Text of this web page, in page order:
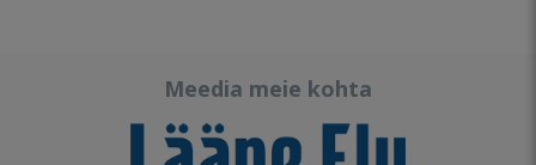
Meedia meie kohta